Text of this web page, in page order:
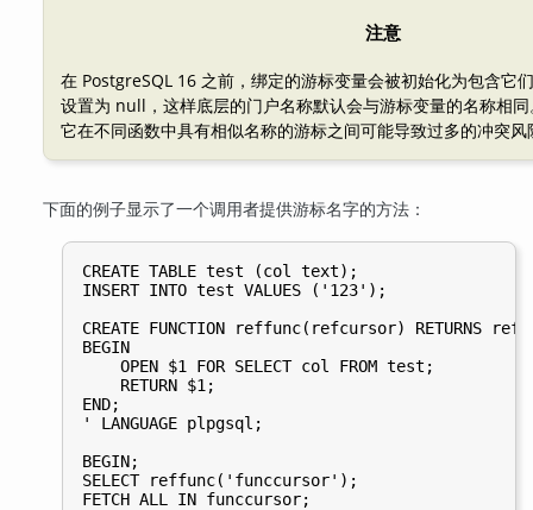
注意
在 PostgreSQL 16 之前，绑定的游标变量会被初始化为包含它
设置为 null，这样底层的门户名称默认会与游标变量的名称相
它在不同函数中具有相似名称的游标之间可能导致过多的冲突风
下面的例子显示了一个调用者提供游标名字的方法：
CREATE TABLE test (col text);
INSERT INTO test VALUES ('123');
CREATE FUNCTION reffunc(refcursor) RETURNS
BEGIN
    OPEN $1 FOR SELECT col FROM test;
    RETURN $1;
END;
' LANGUAGE plpgsql;
BEGIN;
SELECT reffunc('funccursor');
FETCH ALL IN funccursor;